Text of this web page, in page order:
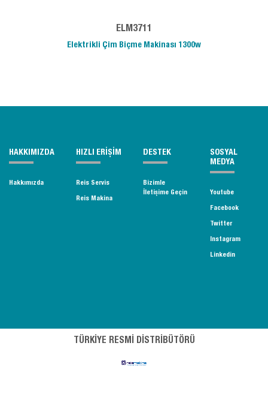
ELM3711
Elektrikli Çim Biçme Makinası 1300w
HAKKIMIZDA
Hakkımızda
HIZLI ERİŞİM
Reis Servis
Reis Makina
DESTEK
Bizimle
İletişime Geçin
SOSYAL
MEDYA
Youtube
Facebook
Twitter
Instagram
Linkedin
TÜRKİYE RESMİ DİSTRİBÜTÖRÜ